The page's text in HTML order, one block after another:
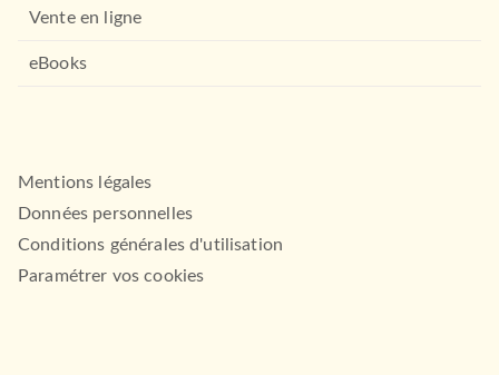
Vente en ligne
eBooks
Mentions légales
Données personnelles
Conditions générales d'utilisation
Paramétrer vos cookies